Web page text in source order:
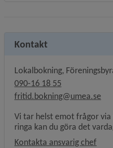
Kontakt
Lokalbokning,
090-16 18 55
fritid.bokning@umea.se
Vi tar helst emot frågor
ringa kan du göra det
Kontakta ansvarig chef